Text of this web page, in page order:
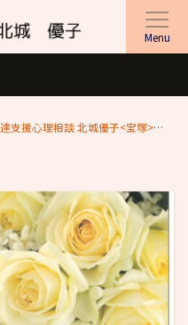
Menu
支援心理相談 北城優子<宝塚>